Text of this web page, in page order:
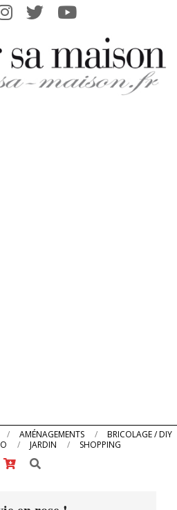
AMÉNAGEMENTS
BRICOLAGE / DIY
JARDIN
SHOPPING
Search